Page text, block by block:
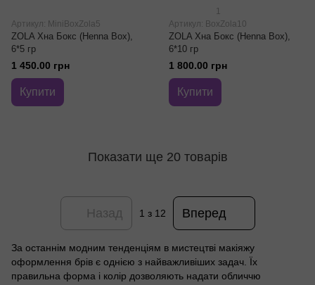
Артикул: MiniBoxZola5
ZOLA Хна Бокс (Henna Box),
6*5 гр
1 450.00 грн
Купити
1
Артикул: BoxZola10
ZOLA Хна Бокс (Henna Box),
6*10 гр
1 800.00 грн
Купити
Показати ще 20 товарів
Назад 1 з 12 Вперед
За останнім модним тенденціям в мистецтві макіяжу
оформлення брів є однією з найважливіших задач. Їх
правильна форма і колір дозволяють надати обличчю